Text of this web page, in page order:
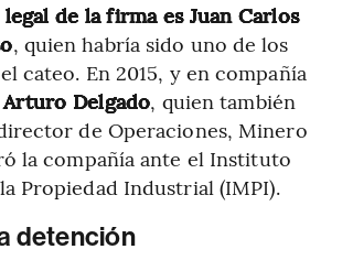
de la firma es Juan Carlos
, quien habría sido uno de los
cateo. En 2015, y en compañía
Delgado, quien también
de Operaciones, Minero
la compañía ante el Instituto
Propiedad Industrial (IMPI).
detención